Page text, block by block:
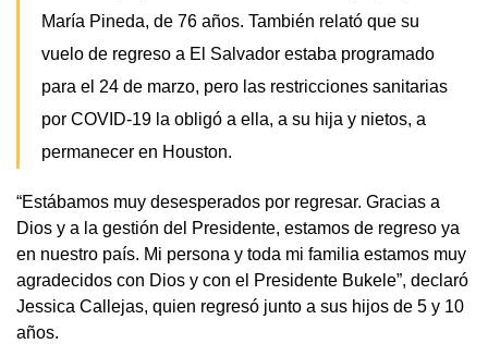
María Pineda, de 76 años. También relató que su
vuelo de regreso a El Salvador estaba programado
para el 24 de marzo, pero las restricciones sanitarias
por COVID-19 la obligó a ella, a su hija y nietos, a
permanecer en Houston.
“Estábamos muy desesperados por regresar. Gracias a
Dios y a la gestión del Presidente, estamos de regreso ya
en nuestro país. Mi persona y toda mi familia estamos muy
agradecidos con Dios y con el Presidente Bukele”, declaró
Jessica Callejas, quien regresó junto a sus hijos de 5 y 10
años.